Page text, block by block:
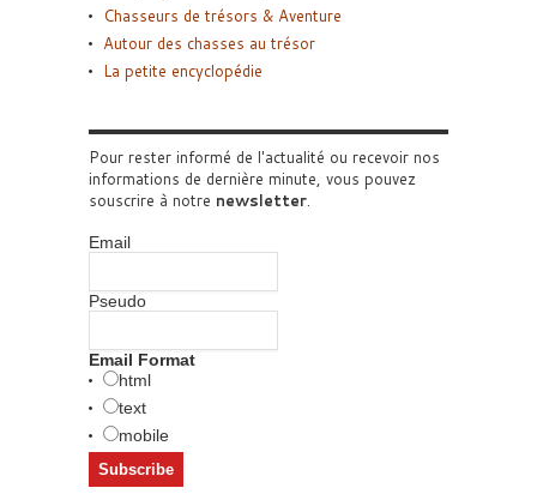
Chasseurs de trésors & Aventure
Autour des chasses au trésor
La petite encyclopédie
Pour rester informé de l'actualité ou recevoir nos
informations de dernière minute, vous pouvez
souscrire à notre newsletter.
Email
Pseudo
Email Format
html
text
mobile